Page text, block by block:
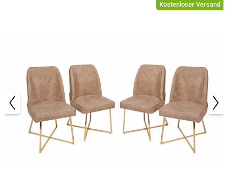
Kostenloser Versand